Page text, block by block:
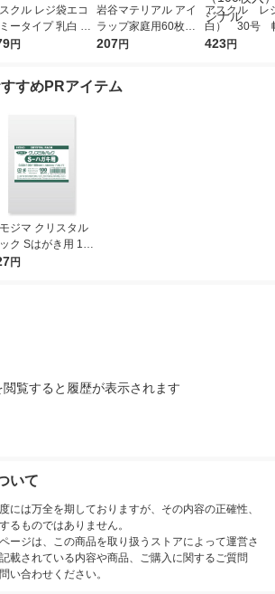
クル レジ袋エコ
ータイプ 乳白 45
袋(100枚入) オリ
円
岩谷マテリアル アイ
ラップ家庭用60枚入
り I-WRAP-HT 1個
207円
アスクル レ
白） 30号
m×マチ
423円
すめPRアイテム
ジマ クリスタル
ク Sはがき用 100
6751700 1袋(10
円
閲覧すると履歴が表示されます
いて
には万全を期しておりますが、その内容の正確性、
るものではありません。
ージは、この商品を取り扱うストアによって運営さ
載されている内容や商品、ご購入に関するご質問
い合わせください。